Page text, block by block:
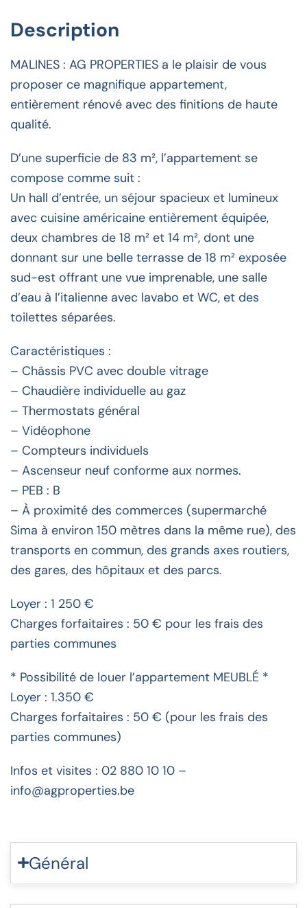
Description
MALINES : AG PROPERTIES a le plaisir de vous
proposer ce magnifique appartement,
entièrement rénové avec des finitions de haute
qualité.
D’une superficie de 83 m², l’appartement se
compose comme suit :
Un hall d’entrée, un séjour spacieux et lumineux
avec cuisine américaine entièrement équipée,
deux chambres de 18 m² et 14 m², dont une
donnant sur une belle terrasse de 18 m² exposée
sud-est offrant une vue imprenable, une salle
d’eau à l’italienne avec lavabo et WC, et des
toilettes séparées.
Caractéristiques :
– Châssis PVC avec double vitrage
– Chaudière individuelle au gaz
– Thermostats général
– Vidéophone
– Compteurs individuels
– Ascenseur neuf conforme aux normes.
– PEB : B
– À proximité des commerces (supermarché
Sima à environ 150 mètres dans la même rue), des
transports en commun, des grands axes routiers,
des gares, des hôpitaux et des parcs.
Loyer : 1 250 €
Charges forfaitaires : 50 € pour les frais des
parties communes
* Possibilité de louer l’appartement MEUBLÉ *
Loyer : 1.350 €
Charges forfaitaires : 50 € (pour les frais des
parties communes)
Infos et visites : 02 880 10 10 –
info@agproperties.be
Général